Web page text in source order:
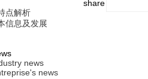
share and follow:
点解析
信息及发展
news
news